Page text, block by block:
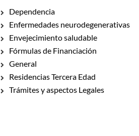
Dependencia
Enfermedades neurodegenerativas
Envejecimiento saludable
Fórmulas de Financiación
General
Residencias Tercera Edad
Trámites y aspectos Legales